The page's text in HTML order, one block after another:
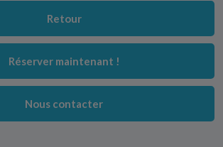
Retour
Réserver maintenant !
Nous contacter